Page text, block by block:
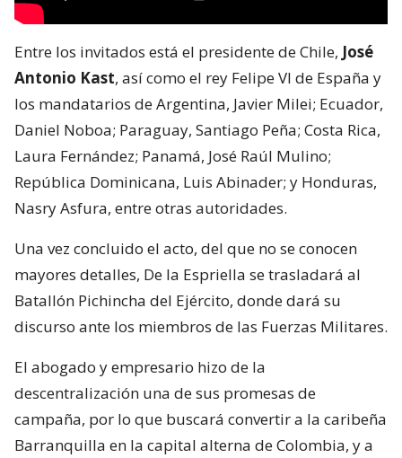
Entre los invitados está el presidente de Chile, José
Antonio Kast, así como el rey Felipe VI de España y
los mandatarios de Argentina, Javier Milei; Ecuador,
Daniel Noboa; Paraguay, Santiago Peña; Costa Rica,
Laura Fernández; Panamá, José Raúl Mulino;
República Dominicana, Luis Abinader; y Honduras,
Nasry Asfura, entre otras autoridades.
Una vez concluido el acto, del que no se conocen
mayores detalles, De la Espriella se trasladará al
Batallón Pichincha del Ejército, donde dará su
discurso ante los miembros de las Fuerzas Militares.
El abogado y empresario hizo de la
descentralización una de sus promesas de
campaña, por lo que buscará convertir a la caribeña
Barranquilla en la capital alterna de Colombia, y a